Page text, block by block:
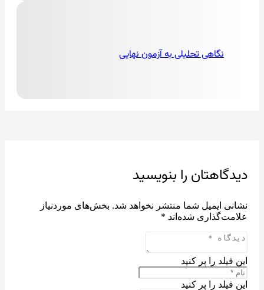
نگاهی تحلیلی به آزمون نهایی
دیدگاهتان را بنویسید
نشانی ایمیل شما منتشر نخواهد شد. بخش‌های موردنیاز
علامت‌گذاری شده‌اند *
این فیلد را پر کنید
این فیلد را پر کنید